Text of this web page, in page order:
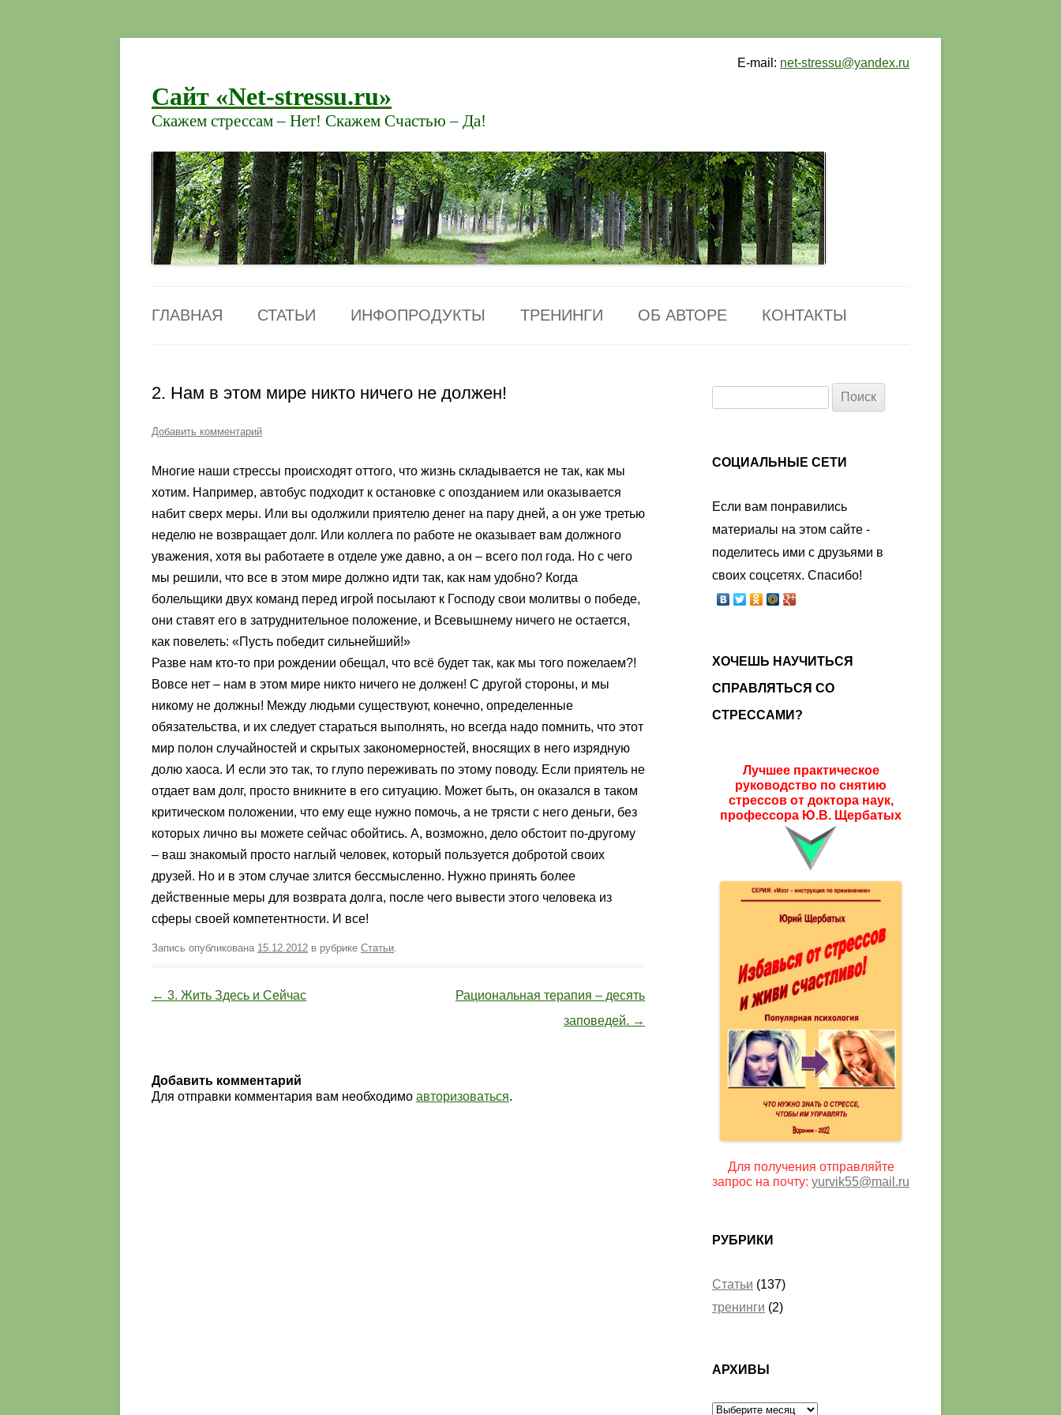
E-mail: net-stressu@yandex.ru
Сайт «Net-stressu.ru»
Скажем стрессам – Нет! Скажем Счастью – Да!
ГЛАВНАЯ СТАТЬИ ИНФОПРОДУКТЫ ТРЕНИНГИ ОБ АВТОРЕ КОНТАКТЫ
2. Нам в этом мире никто ничего не должен!
Добавить комментарий
Многие наши стрессы происходят оттого, что жизнь складывается не так, как мы
хотим. Например, автобус подходит к остановке с опозданием или оказывается
набит сверх меры. Или вы одолжили приятелю денег на пару дней, а он уже третью
неделю не возвращает долг. Или коллега по работе не оказывает вам должного
уважения, хотя вы работаете в отделе уже давно, а он – всего пол года. Но с чего
мы решили, что все в этом мире должно идти так, как нам удобно? Когда
болельщики двух команд перед игрой посылают к Господу свои молитвы о победе,
они ставят его в затруднительное положение, и Всевышнему ничего не остается,
как повелеть: «Пусть победит сильнейший!»
Разве нам кто-то при рождении обещал, что всё будет так, как мы того пожелаем?!
Вовсе нет – нам в этом мире никто ничего не должен! С другой стороны, и мы
никому не должны! Между людьми существуют, конечно, определенные
обязательства, и их следует стараться выполнять, но всегда надо помнить, что этот
мир полон случайностей и скрытых закономерностей, вносящих в него изрядную
долю хаоса. И если это так, то глупо переживать по этому поводу. Если приятель не
отдает вам долг, просто вникните в его ситуацию. Может быть, он оказался в таком
критическом положении, что ему еще нужно помочь, а не трясти с него деньги, без
которых лично вы можете сейчас обойтись. А, возможно, дело обстоит по-другому
– ваш знакомый просто наглый человек, который пользуется добротой своих
друзей. Но и в этом случае злится бессмысленно. Нужно принять более
действенные меры для возврата долга, после чего вывести этого человека из
сферы своей компетентности. И все!
Запись опубликована 15.12.2012 в рубрике Статьи.
Навигация по записям
← 3. Жить Здесь и Сейчас
Рациональная терапия – десять
заповедей. →
Добавить комментарий
Для отправки комментария вам необходимо авторизоваться.
СОЦИАЛЬНЫЕ СЕТИ
Если вам понравились
материалы на этом сайте -
поделитесь ими с друзьями в
своих соцсетях. Спасибо!
ХОЧЕШЬ НАУЧИТЬСЯ
СПРАВЛЯТЬСЯ СО
СТРЕССАМИ?
Лучшее практическое
руководство по снятию
стрессов от доктора наук,
профессора Ю.В. Щербатых
Для получения отправляйте
запрос на почту: yurvik55@mail.ru
РУБРИКИ
Статьи (137)
тренинги (2)
АРХИВЫ
Архивы